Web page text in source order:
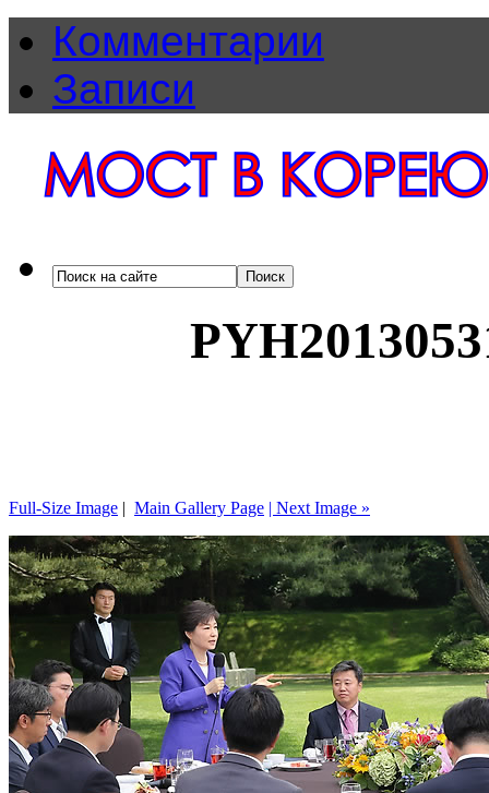
Комментарии
Записи
Full-Size Image | Main Gallery Page | Next Image »